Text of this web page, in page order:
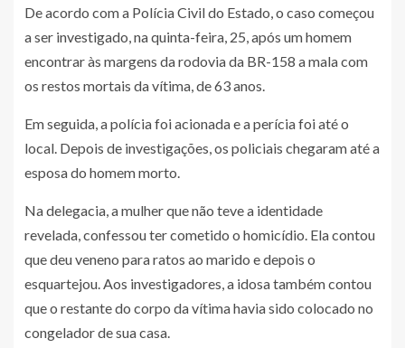
De acordo com a Polícia Civil do Estado, o caso começou
a ser investigado, na quinta-feira, 25, após um homem
encontrar às margens da rodovia da BR-158 a mala com
os restos mortais da vítima, de 63 anos.
Em seguida, a polícia foi acionada e a perícia foi até o
local. Depois de investigações, os policiais chegaram até a
esposa do homem morto.
Na delegacia, a mulher que não teve a identidade
revelada, confessou ter cometido o homicídio. Ela contou
que deu veneno para ratos ao marido e depois o
esquartejou. Aos investigadores, a idosa também contou
que o restante do corpo da vítima havia sido colocado no
congelador de sua casa.